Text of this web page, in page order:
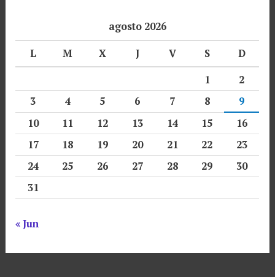
agosto 2026
L
M X J V S
D
1
2
3
4 5 6 7 8
9
10
11 12 13 14 15
16
17
18 19 20 21 22
23
24
25 26 27 28 29
30
31
« Jun